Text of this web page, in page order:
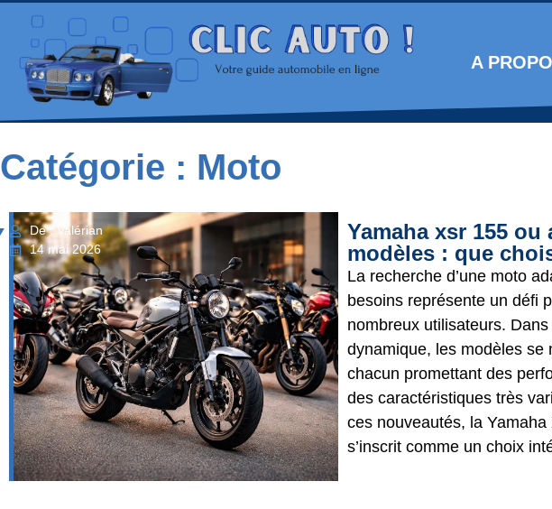
A
Catégorie : Moto
De : Valérian
14 mai 2026
Yamaha xsr 155 ou
modèles : que
La recherche d’une moto
besoins représente un défi
nombreux utilisateurs.
dynamique, les modèles se
chacun promettant des
des caractéristiques très
ces nouveautés, la Yamaha
s’inscrit comme un choix